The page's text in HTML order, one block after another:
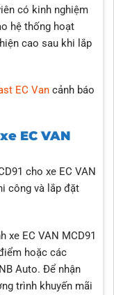
có kinh nghiệm
hệ thống hoạt
cao sau khi lắp
EC Vancảnh báo
EC VAN
cho xe EC VAN
công và lắp đặt
xe EC VAN MCD91
hoặc các
Auto. Để nhận
trình khuyến mãi